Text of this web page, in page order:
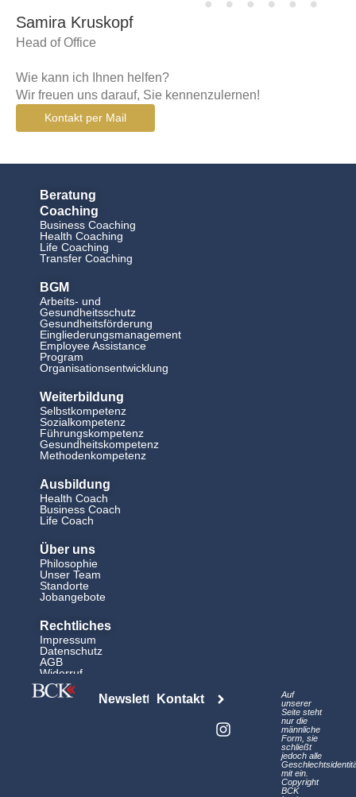
Samira Kruskopf
Head of Office
Wie kann ich Ihnen helfen?
Wir freuen uns darauf, Sie kennenzulernen!
Kontakt per Mail
Beratung
Coaching
Business Coaching
Health Coaching
Life Coaching
Transfer Coaching
BGM
Arbeits- und
Gesundheitsschutz
Gesundheitsförderung
Eingliederungsmanagement
Employee Assistance
Program
Organisationsentwicklung
Weiterbildung
Selbstkompetenz
Sozialkompetenz
Führungskompetenz
Gesundheitskompetenz
Methodenkompetenz
Ausbildung
Health Coach
Business Coach
Life Coach
Über uns
Philosophie
Unser Team
Standorte
Jobangebote
Rechtliches
Impressum
Datenschutz
AGB
Widerruf
NewsletterKontakt
i
n
k
n
s
t
Auf
unserer
Seite steht
nur die
männliche
Form, sie
schließt
jedoch alle
mit ein.
Copyright
BCK